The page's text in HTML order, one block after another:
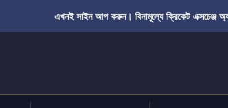
এখনই সাইন আপ করুন। বিনামূল্যে ক্রিকেট এক্সচেঞ্জ